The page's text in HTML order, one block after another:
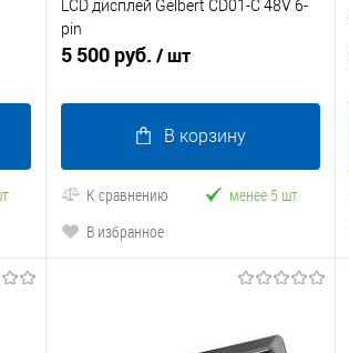
LCD дисплей Gelbert CD01-C 48V 6-
pin
5 500 руб. / шт
В корзину
К сравнению
менее 5 шт
В избранное